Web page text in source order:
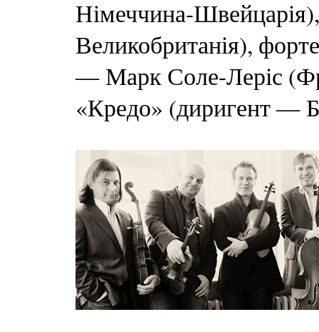
Німеччина-
Великобританія),
— Марк Соле-Леріс
«Кредо» (диригент —